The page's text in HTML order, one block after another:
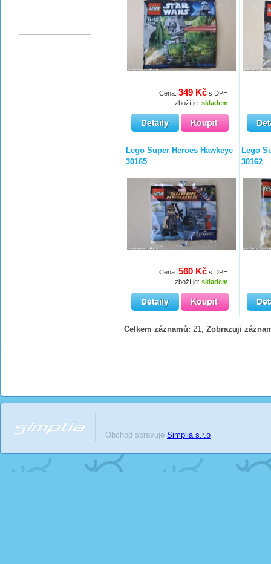
Cena: 349 Kč s DPH
zboží je: skladem
Lego Super Heroes Hawkeye
30165
Cena: 560 Kč s DPH
zboží je: skladem
Lego
30162
Celkem záznamů: 21, Zobrazuji
Obchod spravuje Simplia s.r.o